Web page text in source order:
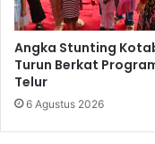
Angka Stunting
Turun Berkat
Telur
6 Agustus 2026